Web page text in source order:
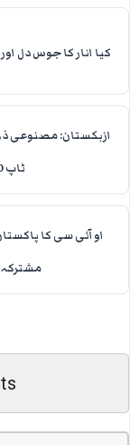
کیا انار کا جوس دل
ٹاپ 50 ممالک میں…
او آئی سی کا